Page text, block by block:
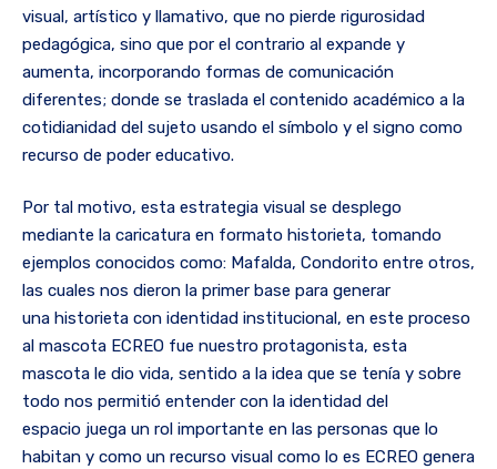
visual, artístico y llamativo, que no pierde rigurosidad
pedagógica, sino que por el contrario al expande y
aumenta, incorporando formas de comunicación
diferentes; donde se traslada el contenido académico a la
cotidianidad del sujeto usando el símbolo y el signo como
recurso de poder educativo.
Por tal motivo, esta estrategia visual se desplego
mediante la caricatura en formato historieta, tomando
ejemplos conocidos como: Mafalda, Condorito entre otros,
las cuales nos dieron la primer base para generar
una historieta con identidad institucional, en este proceso
al mascota ECREO fue nuestro protagonista, esta
mascota le dio vida, sentido a la idea que se tenía y sobre
todo nos permitió entender con la identidad del
espacio juega un rol importante en las personas que lo
habitan y como un recurso visual como lo es ECREO genera